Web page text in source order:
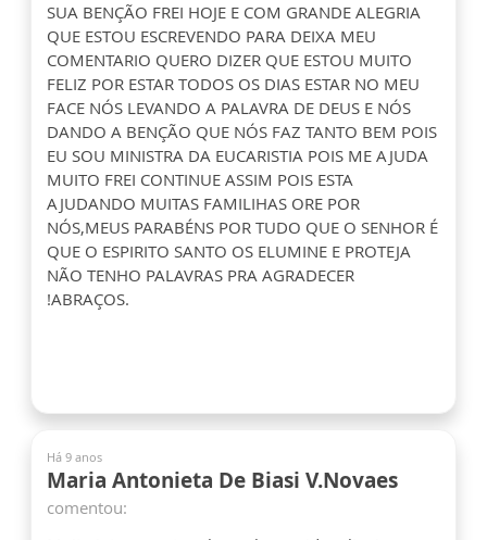
SUA BENÇÃO FREI HOJE E COM GRANDE ALEGRIA
QUE ESTOU ESCREVENDO PARA DEIXA MEU
COMENTARIO QUERO DIZER QUE ESTOU MUITO
FELIZ POR ESTAR TODOS OS DIAS ESTAR NO MEU
FACE NÓS LEVANDO A PALAVRA DE DEUS E NÓS
DANDO A BENÇÃO QUE NÓS FAZ TANTO BEM POIS
EU SOU MINISTRA DA EUCARISTIA POIS ME AJUDA
MUITO FREI CONTINUE ASSIM POIS ESTA
AJUDANDO MUITAS FAMILIHAS ORE POR
NÓS,MEUS PARABÉNS POR TUDO QUE O SENHOR É
QUE O ESPIRITO SANTO OS ELUMINE E PROTEJA
NÃO TENHO PALAVRAS PRA AGRADECER
!ABRAÇOS.
Há 9 anos
Maria Antonieta De Biasi V.Novaes
comentou: